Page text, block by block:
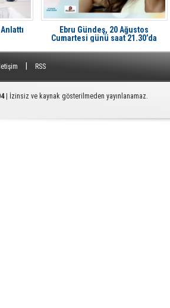
Ebru Gündeş, 20 Ağustos
Cumartesi günü saat 21.30’da
RSS
| İzinsiz ve kaynak gösterilmeden yayınlanamaz.